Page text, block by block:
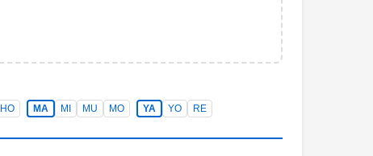
HO MA MI MU MO YA YO RE